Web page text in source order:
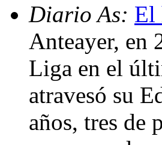
Diario As: El
Anteayer, en
Liga en el
atravesó su
años, tres de